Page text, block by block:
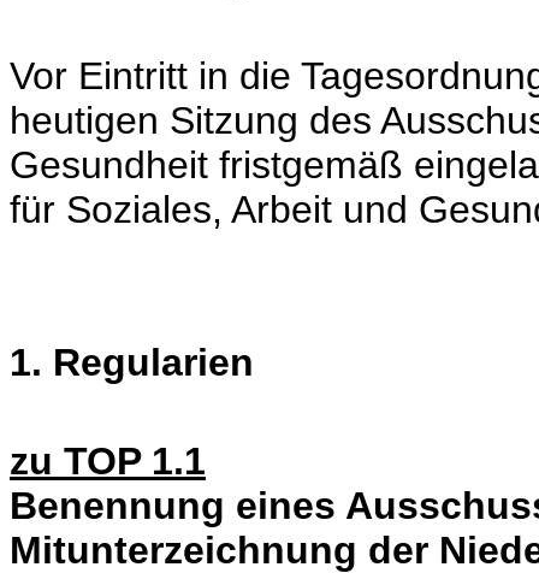
Vor Eintritt in die
heutigen Sitzung des
Gesundheit fristgemäß
für Soziales, Arbeit und
1. Regularien
zu TOP 1.1
Benennung eines
Mitunterzeichnung der